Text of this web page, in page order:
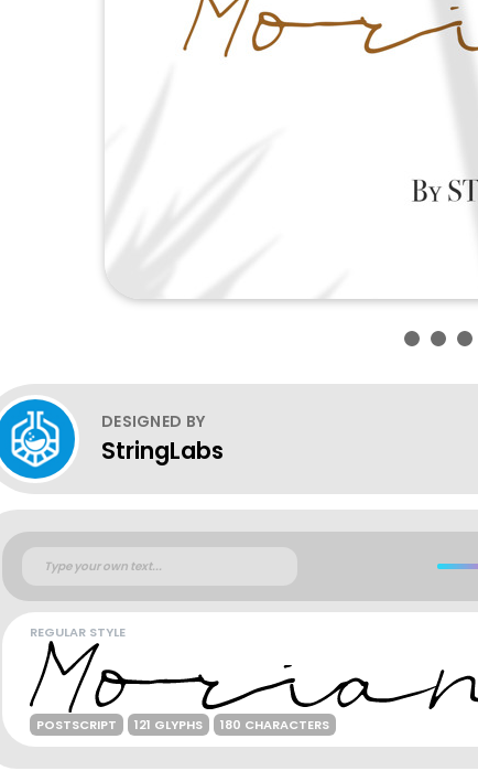
DESIGNED BY
StringLabs
REGULAR STYLE
POSTSCRIPT 121 GLYPHS 180 CHARACTERS